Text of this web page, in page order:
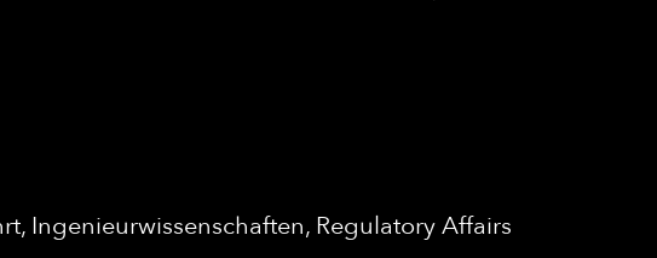
Ingenieurwissenschaften, Regulatory Affairs